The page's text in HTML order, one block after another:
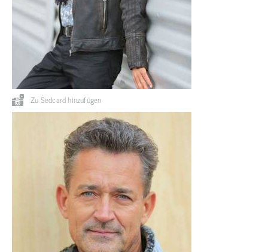
Zu Sedcard hinzufügen